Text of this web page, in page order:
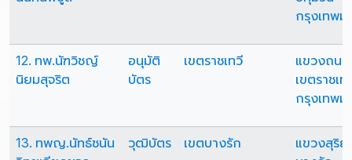
กรุงเทพม
12. ทพ.นัฑวิชญ์
นิยมสุจริต
อนุมัติ
บัตร
เขตราชเทวี
แขวงถน
เขตราชเท
กรุงเทพม
13. ทพญ.นัทธ์ชนัน
วุฒิบัตร เขตบางรัก
แขวงสุริย